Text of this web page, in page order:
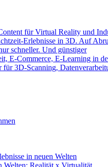
für Virtual Reality und
Erlebnisse in 3D. Auf
schneller. Und günstiger
E-Commerce, E-Learning in
3D-Scanning,
in neuen Welten
Welten: Realität x Virtualität